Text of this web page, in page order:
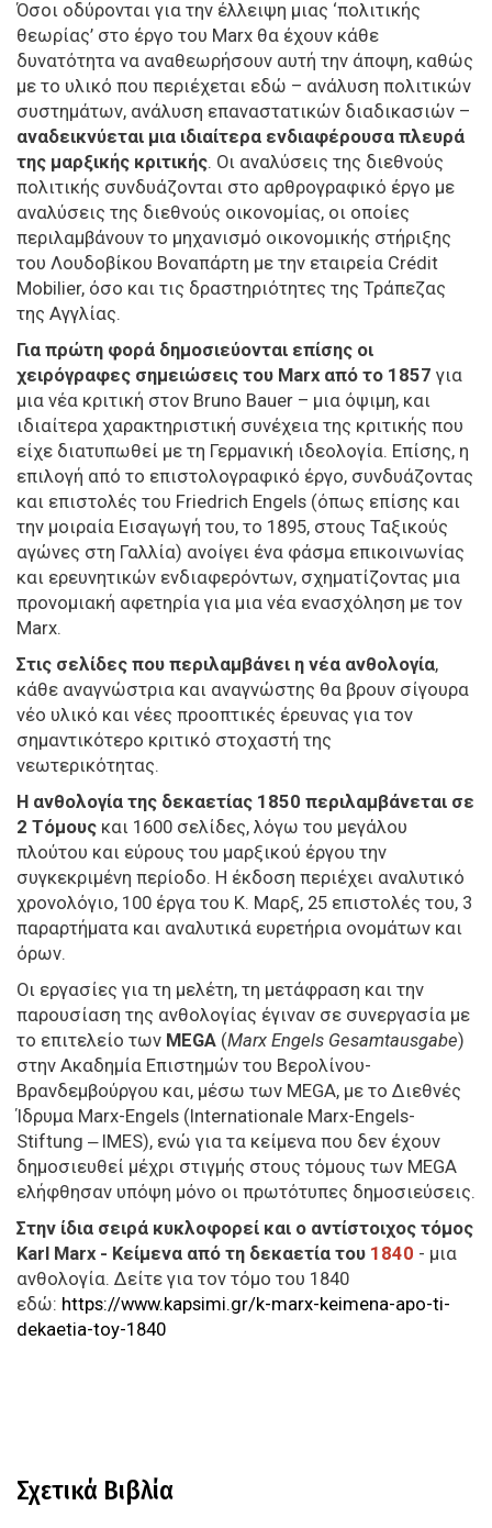
Όσοι οδύρονται για την έλλειψη μιας ‘πολιτικής
θεωρίας’ στο έργο του Marx θα έχουν κάθε
δυνατότητα να αναθεωρήσουν αυτή την άποψη, καθώς
με το υλικό που περιέχεται εδώ – ανάλυση πολιτικών
συστημάτων, ανάλυση επαναστατικών διαδικασιών –
αναδεικνύεται μια ιδιαίτερα ενδιαφέρουσα πλευρά
της μαρξικής κριτικής. Οι αναλύσεις της διεθνούς
πολιτικής συνδυάζονται στο αρθρογραφικό έργο με
αναλύσεις της διεθνούς οικονομίας, οι οποίες
περιλαμβάνουν το μηχανισμό οικονομικής στήριξης
του Λουδοβίκου Βοναπάρτη με την εταιρεία Crédit
Mobilier, όσο και τις δραστηριότητες της Τράπεζας
της Αγγλίας.
Για πρώτη φορά δημοσιεύονται επίσης οι
χειρόγραφες σημειώσεις του Marx από το 1857 για
μια νέα κριτική στον Bruno Bauer – μια όψιμη, και
ιδιαίτερα χαρακτηριστική συνέχεια της κριτικής που
είχε διατυπωθεί με τη Γερμανική ιδεολογία. Επίσης, η
επιλογή από το επιστολογραφικό έργο, συνδυάζοντας
και επιστολές του Friedrich Engels (όπως επίσης και
την μοιραία Εισαγωγή του, το 1895, στους Ταξικούς
αγώνες στη Γαλλία) ανοίγει ένα φάσμα επικοινωνίας
και ερευνητικών ενδιαφερόντων, σχηματίζοντας μια
προνομιακή αφετηρία για μια νέα ενασχόληση με τον
Marx.
Στις σελίδες που περιλαμβάνει η νέα ανθολογία,
κάθε αναγνώστρια και αναγνώστης θα βρουν σίγουρα
νέο υλικό και νέες προοπτικές έρευνας για τον
σημαντικότερο κριτικό στοχαστή της
νεωτερικότητας.
Η ανθολογία της δεκαετίας 1850 περιλαμβάνεται σε
2 Τόμους και 1600 σελίδες, λόγω του μεγάλου
πλούτου και εύρους του μαρξικού έργου την
συγκεκριμένη περίοδο. Η έκδοση περιέχει αναλυτικό
χρονολόγιο, 100 έργα του Κ. Μαρξ, 25 επιστολές του, 3
παραρτήματα και αναλυτικά ευρετήρια ονομάτων και
όρων.
Οι εργασίες για τη μελέτη, τη μετάφραση και την
παρουσίαση της ανθολογίας έγιναν σε συνεργασία με
το επιτελείο των MEGA (Marx Engels Gesamtausgabe)
στην Ακαδημία Επιστημών του Βερολίνου-
Βρανδεμβούργου και, μέσω των MEGA, με το Διεθνές
Ίδρυμα Marx-Engels (Internationale Marx-Engels-
Stiftung ‒ IMES), ενώ για τα κείμενα που δεν έχουν
δημοσιευθεί μέχρι στιγμής στους τόμους των MEGA
ελήφθησαν υπόψη μόνο οι πρωτότυπες δημοσιεύσεις.
Στην ίδια σειρά κυκλοφορεί και ο αντίστοιχος τόμος
Karl Marx - Κείμενα από τη δεκαετία του 1840 - μια
ανθολογία. Δείτε για τον τόμο του 1840
εδώ: https://www.kapsimi.gr/k-marx-keimena-apo-ti-
dekaetia-toy-1840
Σχετικά Βιβλία